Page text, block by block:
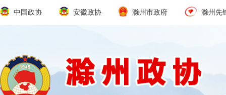
中国政协 安徽政协 滁州市政府 滁州先